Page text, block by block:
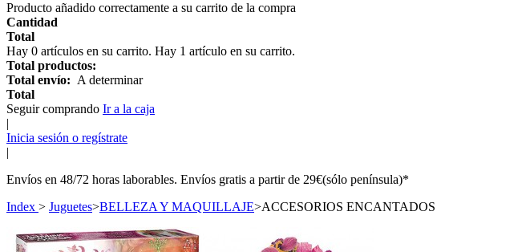
Producto añadido correctamente a su carrito de la compra
Cantidad
Total
Hay 0 artículos en su carrito. Hay 1 artículo en su carrito.
Total productos:
Total envío: A determinar
Total
Seguir comprando Ir a la caja
|
Inicia sesión o regístrate
|
Envíos en 48/72 horas laborables. Envíos gratis a partir de 29€(sólo península)*
Index > Juguetes>BELLEZA Y MAQUILLAJE>ACCESORIOS ENCANTADOS